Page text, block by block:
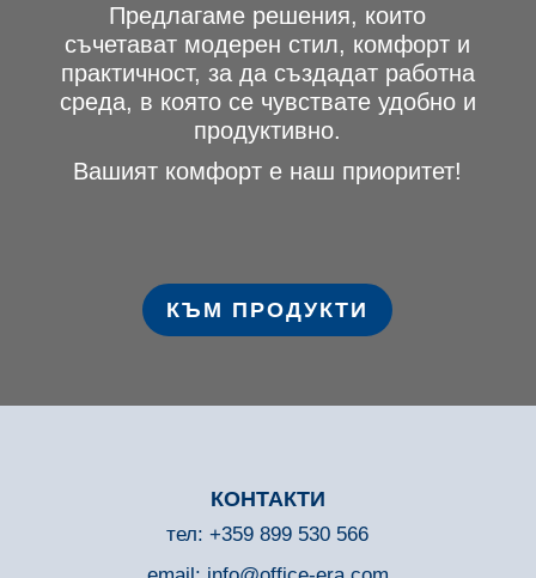
Предлагаме решения, които
съчетават модерен стил, комфорт и
практичност, за да създадат работна
среда, в която се чувствате удобно и
продуктивно.
Вашият комфорт е наш приоритет!
КЪМ ПРОДУКТИ
КОНТАКТИ
тел:+359 899 530 566